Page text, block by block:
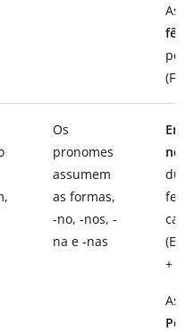
As
fê-
Os
pronomes
assumem
as formas,
-no, -nos, -
na e -nas
+
As